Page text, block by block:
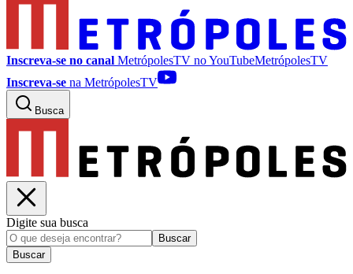
Inscreva-se no canal MetrópolesTV noYouTubeMetrópolesTV
Inscreva-se na MetrópolesTV
Busca
Digite sua busca
Buscar
Buscar